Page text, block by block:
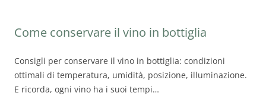
Come conservare il vino in bottiglia
Consigli per conservare il vino in bottiglia: condizioni
ottimali di temperatura, umidità, posizione, illuminazione.
E ricorda, ogni vino ha i suoi tempi…